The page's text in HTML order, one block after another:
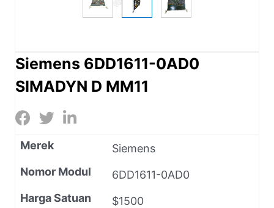
Siemens 6DD1611-0AD0
SIMADYN D MM11
Merek
Siemens
Nomor Modul
6DD1611-0AD0
Harga Satuan
$1500